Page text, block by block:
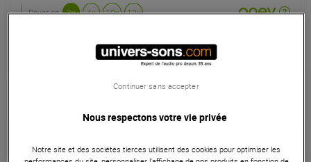
Payer en 3x 4x 10x 12x
/ mois
Mensualités :
Coût de financement :
TAEG fixe :
Nous respectons votre vie privée
Notre site et des sociétés tierces utilisent des cookies pour optimiser les
Continuer sans accepter